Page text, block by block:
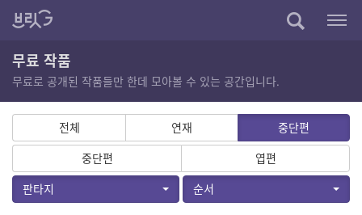
무료 작품
무료로 공개된 작품들만 한데 모아볼 수 있는 공간입니다.
전체 연재
중단편
중단편
엽편
판타지
순서